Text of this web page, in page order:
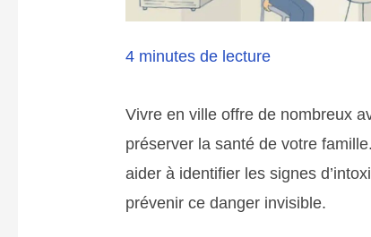
4 minutes de lecture
Vivre en ville offre de nombreux
préserver la santé de votre
aider à identifier les signes
prévenir ce danger invisible.